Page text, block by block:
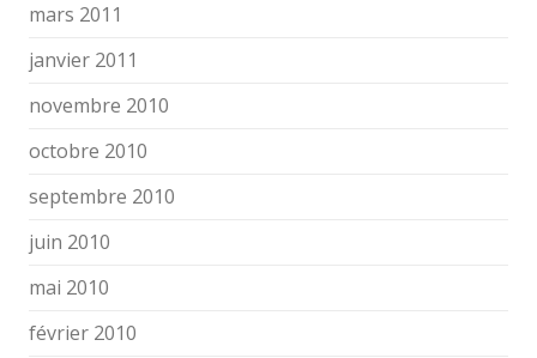
mars 2011
janvier 2011
novembre 2010
octobre 2010
septembre 2010
juin 2010
mai 2010
février 2010